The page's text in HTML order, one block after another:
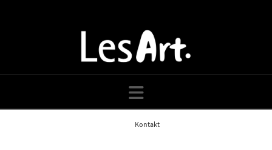
Navigation
HomeKontakt